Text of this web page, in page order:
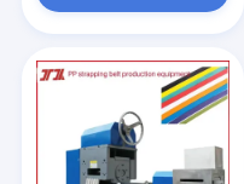
Le spectacle VR